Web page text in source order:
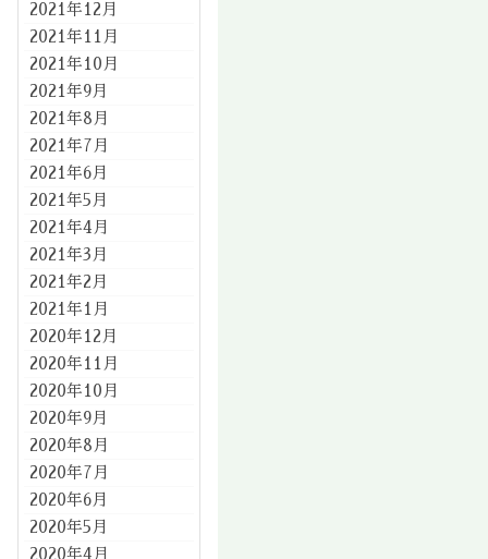
2021年12月
2021年11月
2021年10月
2021年9月
2021年8月
2021年7月
2021年6月
2021年5月
2021年4月
2021年3月
2021年2月
2021年1月
2020年12月
2020年11月
2020年10月
2020年9月
2020年8月
2020年7月
2020年6月
2020年5月
2020年4月